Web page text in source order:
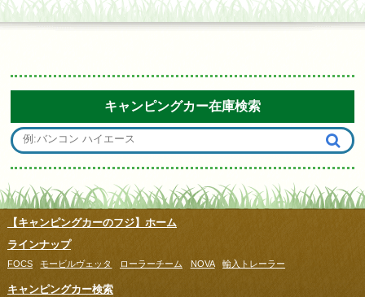
キャンピングカー在庫検索
【キャンピングカーのフジ】ホーム
ラインナップ
FOCS モービルヴェッタ ローラーチーム NOVA 輸入トレーラー
キャンピングカー検索